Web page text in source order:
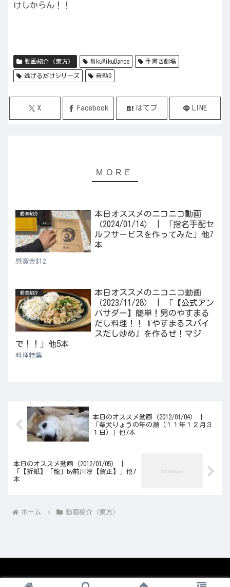
けしからん！！
動画紹介（東方） MikuMikuDance 手書き劇場
逃げるだけシリーズ 音MAD
X Facebook はてブ LINE
動画紹介
本日オススメのニコニコ動画
（2024/01/14） | 「指名手配セ
ルフサービスを作ってみた」他7
本
懸賞金$12
動画紹介
本日オススメのニコニコ動画
（2023/11/28） | 「【公式アン
バサダー】簡単！男のやすまる
だし料理！！『やすまるスパイ
スだし炒め』を作るぜ！マジ
で！！」他5本
料理特集
本日のオススメ動画（2012/01/04） |
「柴犬りょうの年の瀬（１１年１２月３
１日）」他7本
本日のオススメ動画（2012/01/05） |
「【折紙】「龍」by前川淳【賀正】」他7
本
ホーム 動画紹介（東方）